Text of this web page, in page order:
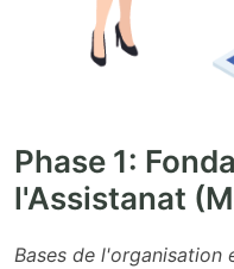
Phase 1:
l'Assistanat
Bases de l'organisation